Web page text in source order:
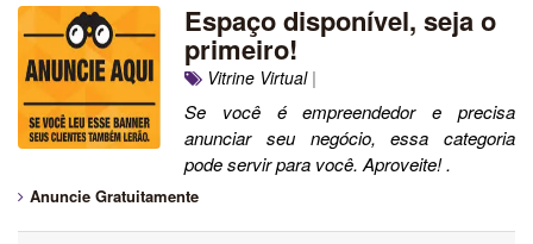
Espaço disponível, seja o
primeiro!
Vitrine Virtual|
Se você é empreendedor e precisa
anunciar seu negócio, essa categoria
pode servir para você. Aproveite! .
Anuncie Gratuitamente